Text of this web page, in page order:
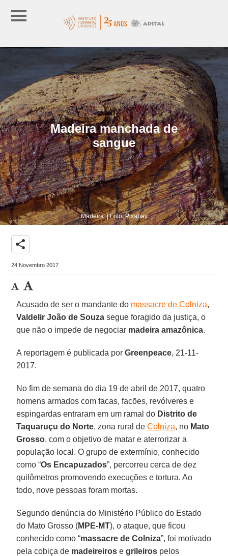
Madeira manchada de
sangue
Madeira. | Foto: Pixabay
share
24 Novembro 2017
Acusado de ser o mandante do massacre de Colniza,
Valdelir João de Souza segue foragido da justiça, o
que não o impede de negociar madeira amazônica.
A reportagem é publicada porGreenpeace, 21-11-
2017.
No fim de semana do dia 19 de abril de 2017, quatro
homens armados com facas, facões, revólveres e
espingardas entraram em um ramal do Distrito de
Taquaruçu do Norte, zona rural deColniza, no Mato
Grosso, com o objetivo de matar e aterrorizar a
população local. O grupo de extermínio, conhecido
como “Os Encapuzados”, percorreu cerca de dez
quilômetros promovendo execuções e tortura. Ao
todo, nove pessoas foram mortas.
Segundo denúncia do Ministério Público do Estado
do Mato Grosso (MPE-MT), o ataque, que ficou
conhecido como “massacre de Colniza”, foi motivado
pela cobiça de madeireiros egrileiros pelos